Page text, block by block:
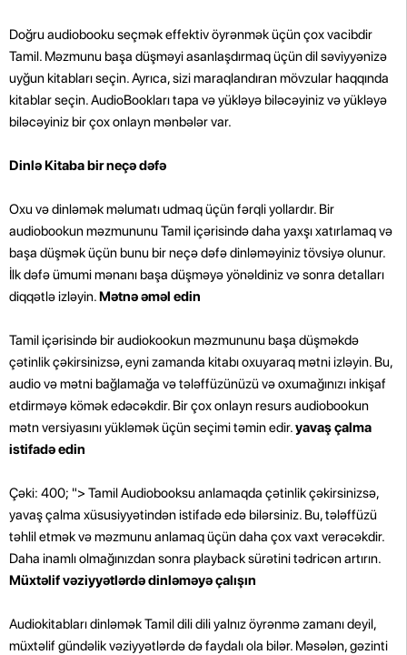
Doğru audiobooku seçmək effektiv öyrənmək üçün çox vacibdir
Tamil. Məzmunu başa düşməyi asanlaşdırmaq üçün dil səviyyənizə
uyğun kitabları seçin. Ayrıca, sizi maraqlandıran mövzular haqqında
kitablar seçin. AudioBookları tapa və yükləyə biləcəyiniz və yükləyə
biləcəyiniz bir çox onlayn mənbələr var.
Dinlə Kitaba bir neçə dəfə
Oxu və dinləmək məlumatı udmaq üçün fərqli yollardır. Bir
audiobookun məzmununu Tamil içərisində daha yaxşı xatırlamaq və
başa düşmək üçün bunu bir neçə dəfə dinləməyiniz tövsiyə olunur.
İlk dəfə ümumi mənanı başa düşməyə yönəldiniz və sonra detalları
diqqətlə izləyin.Mətnə əməl edin
Tamil içərisində bir audiokookun məzmununu başa düşməkdə
çətinlik çəkirsinizsə, eyni zamanda kitabı oxuyaraq mətni izləyin. Bu,
audio və mətni bağlamağa və tələffüzünüzü və oxumağınızı inkişaf
etdirməyə kömək edəcəkdir. Bir çox onlayn resurs audiobookun
mətn versiyasını yükləmək üçün seçimi təmin edir.yavaş çalma
istifadə edin
Çəki: 400; "> Tamil Audiobooksu anlamaqda çətinlik çəkirsinizsə,
yavaş çalma xüsusiyyətindən istifadə edə bilərsiniz. Bu, tələffüzü
təhlil etmək və məzmunu anlamaq üçün daha çox vaxt verəcəkdir.
Daha inamlı olmağınızdan sonra playback sürətini tədricən artırın.
Müxtəlif vəziyyətlərdə dinləməyə çalışın
Audiokitabları dinləmək Tamil dili dili yalnız öyrənmə zamanı deyil,
müxtəlif gündəlik vəziyyətlərdə də faydalı ola bilər. Məsələn, gəzinti